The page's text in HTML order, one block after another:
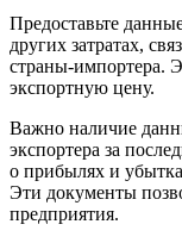
Предоставьте
других затратах,
страны-импортера.
экспортную цену.
Важно наличие
экспортера за
о прибылях и
Эти документы
предприятия.